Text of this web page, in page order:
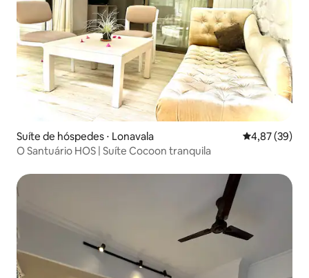
Suíte de hóspedes ⋅ Lonavala 4,87 de uma
4,87 (39)
O Santuário HOS | Suíte Cocoon tranquila